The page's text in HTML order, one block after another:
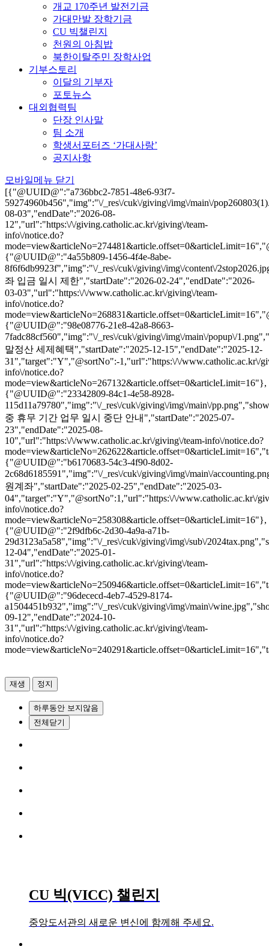
개교 170주년 발전기금
가대만발 장학기금
CU 빅챌린지
천원의 아침밥
북한이탈주민 장학사업
기부스토리
이달의 기부자
포토뉴스
대외협력팀
단장 인사말
팀 소개
학생서포터즈 ‘가대사랑’
공지사항
모바일메뉴 닫기
[{"@UUID@":"a736bbc2-7851-48e6-93f7-
59274960b456","img":"\/_res\/cuk\/giving\/img\/main\/
08-03","endDate":"2026-08-
12","url":"https:\/\/giving.catholic.ac.kr\/giving\/team-
info\/notice.do?
{"@UUID@":"4a55b809-1456-4f4e-8abe-
8f6f6db9923f","img":"\/_res\/cuk\/giving\/img\/content\/
좌 입금 일시 제한","startDate":"2026-02-24","endDate":"2026-
03-03","url":"https:\/\/www.catholic.ac.kr\/giving\/team-
info\/notice.do?
{"@UUID@":"98e08776-21e8-42a8-8663-
7fadc88cf560","img":"\/_res\/cuk\/giving\/img\/main\/popup\/
말정산 세제혜택","startDate":"2025-12-15","endDate":"2025-12-
31","target":"Y","@sortNo":-1,"url":"https:\/\/www.catholic.ac.kr\/
info\/notice.do?
mode=view&articleNo=267132&article.offset=0&articleLimit=16"},
{"@UUID@":"23342809-84c1-4e58-8928-
115d11a79780","img":"\/_res\/cuk\/giving\/img\/main\/
중 휴무 기간 업무 일시 중단 안내","startDate":"2025-07-
23","endDate":"2025-08-
10","url":"https:\/\/www.catholic.ac.kr\/giving\/team-info\/notice.do?
{"@UUID@":"b6170683-54c3-4f90-8d02-
2c68d6185591","img":"\/_res\/cuk\/giving\/img\/main\/
원계좌","startDate":"2025-02-25","endDate":"2025-03-
04","target":"Y","@sortNo":1,"url":"https:\/\/www.catholic.ac.kr\/
info\/notice.do?
mode=view&articleNo=258308&article.offset=0&articleLimit=16"},
{"@UUID@":"2f9dfb6c-2d30-4a9a-a71b-
29d3123a5a58","img":"\/_res\/cuk\/giving\/img\/sub\/
12-04","endDate":"2025-01-
31","url":"https:\/\/giving.catholic.ac.kr\/giving\/team-
info\/notice.do?
{"@UUID@":"96dececd-4eb7-4529-8174-
a1504451b932","img":"\/_res\/cuk\/giving\/img\/main\/
09-12","endDate":"2024-10-
31","url":"https:\/\/giving.catholic.ac.kr\/giving\/team-
info\/notice.do?
재생 정지
하루동안 보지않음
전체닫기
CU 빅(VICC) 챌린지
중앙도서관의 새로운 변신에 함께해 주세요.